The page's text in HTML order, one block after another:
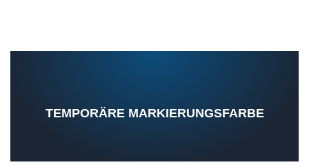
TEMPORÄRE MARKIERUNGSFARBE